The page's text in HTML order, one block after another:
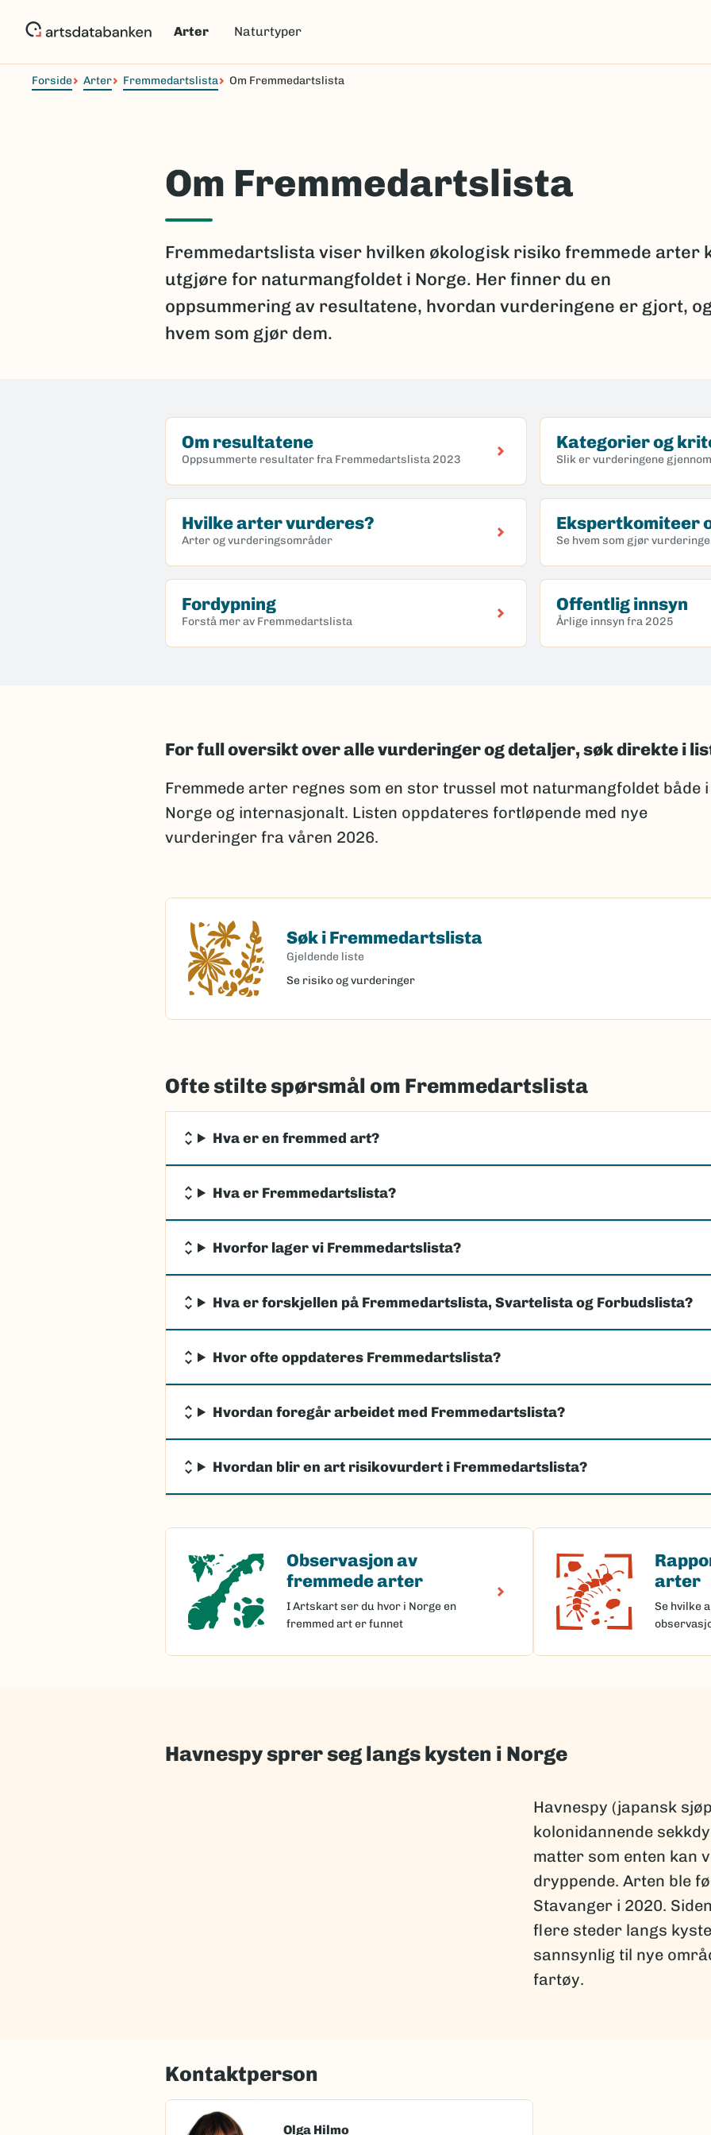
Arter Naturtyper
Forside Arter Fremmedartslista Om Fremmedartslista
Om Fremmedartslista
Fremmedartslista viser hvilken økologisk risiko fremmede arter
utgjøre for naturmangfoldet i Norge. Her finner du en
oppsummering av resultatene, hvordan vurderingene er gjort,
hvem som gjør dem.
Om resultatene
Oppsummerte resultater fra Fremmedartslista 2023
Kategorier og
Slik er vurderingene
Hvilke arter vurderes?
Arter og vurderingsområder
Ekspertkomiteer
Se hvem som gjør
Fordypning
Forstå mer av Fremmedartslista
Offentlig innsyn
Årlige innsyn fra 2025
For full oversikt over alle vurderinger og detaljer, søk direkte i
Fremmede arter regnes som en stor trussel mot naturmangfoldet både i
Norge og internasjonalt. Listen oppdateres fortløpende med nye
vurderinger fra våren 2026.
Søk i Fremmedartslista
Gjeldende liste
Se risiko og vurderinger
Søk i Fremmedartslista
Ofte stilte spørsmål om Fremmedartslista
Hva er en fremmed art?
Hva er Fremmedartslista?
Hvorfor lager vi Fremmedartslista?
Hva er forskjellen på Fremmedartslista, Svartelista og Forbudslista?
Hvor ofte oppdateres Fremmedartslista?
Hvordan foregår arbeidet med Fremmedartslista?
Hvordan blir en art risikovurdert i Fremmedartslista?
Observasjon av
fremmede arter
I Artskart ser du hvor i Norge en
fremmed art er funnet
Observasjon av fremmede arter
arter
Se hvilke
Havnespy sprer seg langs kysten i Norge
Havnespy (japansk
kolonidannende
matter som enten kan
dryppende. Arten ble
Stavanger i 2020.
flere steder langs
sannsynlig til nye
fartøy.
Kontaktperson
Olga Hilmo